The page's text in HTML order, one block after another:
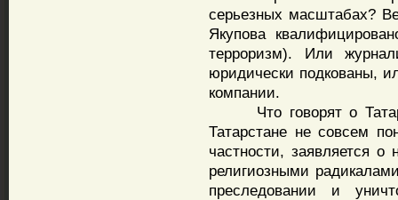
серьезных масштабах?
Якупова
терроризм). Или
юридически подкованы,
компании.
Что говорят о
Татарстане не совсем
частности, заявляется о
религиозными
преследовании и